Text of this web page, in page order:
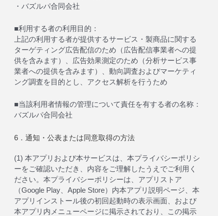
・バズルパ合同会社
■利用する者の利用目的：
上記の利用する者が提供するサービス・製商品に関する
ターゲティング広告配信のため（広告配信事業者への提
供を含みます）、広告効果測定のため（分析サービス事
業者への提供を含みます）、動向調査およびマーケティ
ング調査を目的とし、アクセス解析を行うため
■当該利用者情報の管理について責任を有する者の名称：
バズルパ合同会社
6．通知・公表または同意取得の方法
(1) 本アプリおよび本サービスは、本プライバシーポリシ
ーをご確認いただき、内容をご理解したうえでご利用く
ださい。本プライバシーポリシーは、アプリストア
（Google Play、Apple Store）内本アプリ説明ページ、本
アプリインストール後の初回起動時の表示画面、および
本アプリ内メニューページに掲示されており、この掲示